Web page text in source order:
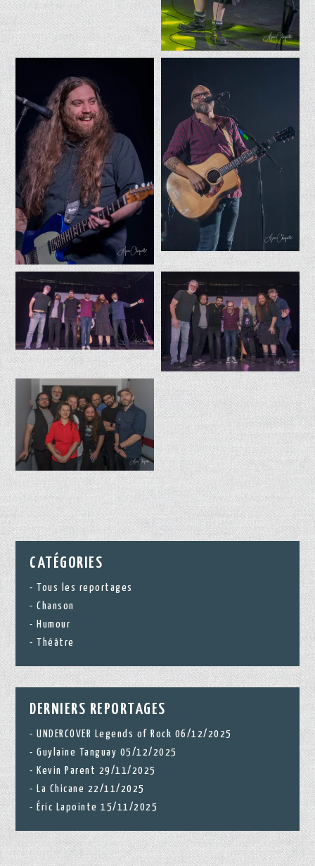
CATÉGORIES
Tous les reportages
Chanson
Humour
Théâtre
DERNIERS REPORTAGES
UNDERCOVER Legends of Rock 06/12/2025
Guylaine Tanguay 05/12/2025
Kevin Parent 29/11/2025
La Chicane 22/11/2025
Éric Lapointe 15/11/2025